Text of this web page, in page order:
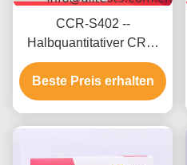
CCR-S402 --
Halbquantitativer CRP-
Schnelltest
(Vollblut/Serum/Plasma)
Beste Preis erhalten